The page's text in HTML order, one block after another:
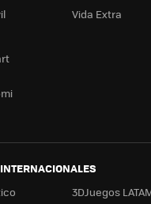
Vida Extra
3DJuegos